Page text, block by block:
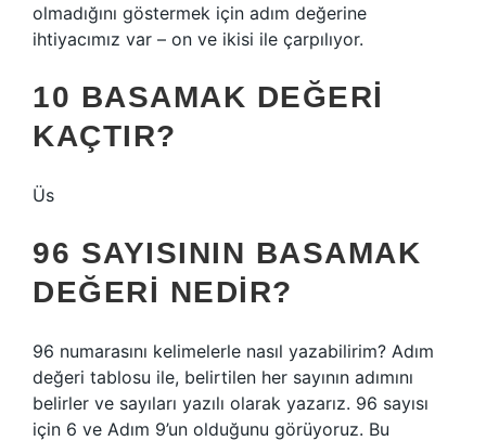
olmadığını göstermek için adım değerine
ihtiyacımız var – on ve ikisi ile çarpılıyor.
10 BASAMAK DEĞERI
KAÇTIR?
Üs
96 SAYISININ BASAMAK
DEĞERI NEDIR?
96 numarasını kelimelerle nasıl yazabilirim? Adım
değeri tablosu ile, belirtilen her sayının adımını
belirler ve sayıları yazılı olarak yazarız. 96 sayısı
için 6 ve Adım 9’un olduğunu görüyoruz. Bu